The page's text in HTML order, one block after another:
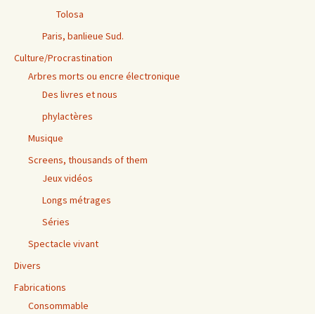
Tolosa
Paris, banlieue Sud.
Culture/Procrastination
Arbres morts ou encre électronique
Des livres et nous
phylactères
Musique
Screens, thousands of them
Jeux vidéos
Longs métrages
Séries
Spectacle vivant
Divers
Fabrications
Consommable